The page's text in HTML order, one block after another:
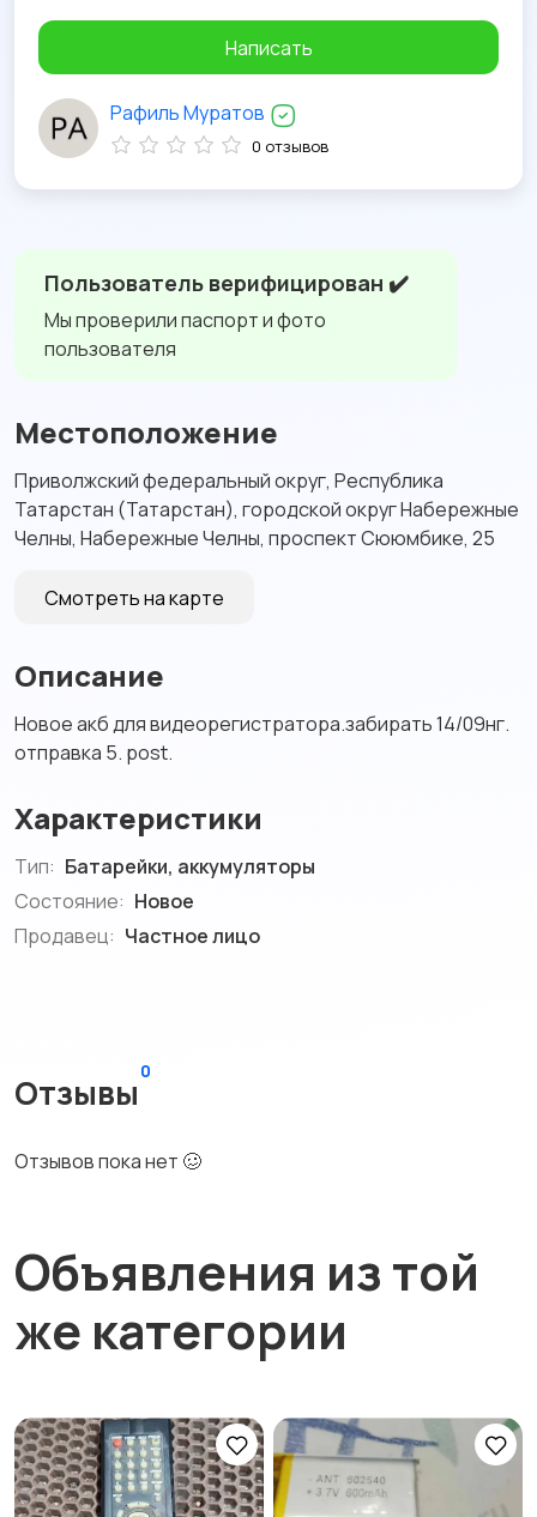
Пользователь верифицирован ✔️
Мы проверили паспорт и фото
пользователя
Местоположение
Приволжский федеральный округ, Республика
Татарстан (Татарстан), городской округ Набережные
Челны, Набережные Челны, проспект Сююмбике, 25
Смотреть на карте
Описание
Новое акб для видеорегистратора.забирать 14/09нг.
отправка 5. post.
Характеристики
Тип: Батарейки, аккумуляторы
Состояние: Новое
Продавец: Частное лицо
Отзывы
0
Отзывов пока нет 🥴
Написать
Рафиль Муратов
0 отзывов
Объявления из той
же категории